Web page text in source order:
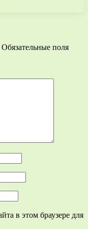
Обязательные поля
в этом браузере для